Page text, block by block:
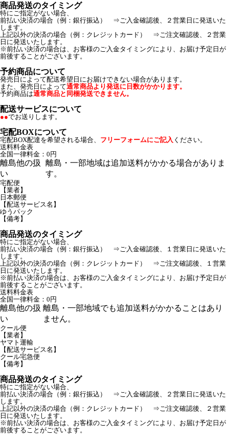
商品発送のタイミング
特にご指定がない場合、
前払い決済の場合（例：銀行振込） ⇒ご入金確認後、２営業日に発送いた
します。
上記以外の決済の場合（例：クレジットカード） ⇒ご注文確認後、２営業
日に発送いたします。
※前払い決済の場合は、お客様のご入金タイミングにより、お届け予定日が
前後することがございます。
予約商品について
発売日によって配送希望日にお届けできない場合があります。
また、発売日によって通常商品より発送に日数がかかります。
予約商品は通常商品と同梱発送できません。
配送サービスについて
●●でお送りします。
宅配BOXについて
宅配BOX配達を希望される場合、 フリーフォームにご記入 ください。
送料料金表
全国一律料金：0円
離島他の扱
い
離島・一部地域は追加送料がかかる場合がありま
す。
宅配便
【業者】
日本郵便
【配送サービス名】
ゆうパック
【備考】
商品発送のタイミング
特にご指定がない場合、
前払い決済の場合（例：銀行振込） ⇒ご入金確認後、１営業日に発送いた
します。
上記以外の決済の場合（例：クレジットカード） ⇒ご注文確認後、１営業
日に発送いたします。
※前払い決済の場合は、お客様のご入金タイミングにより、お届け予定日が
前後することがございます。
送料料金表
全国一律料金：0円
離島他の扱
い
離島・一部地域でも追加送料がかかることはあり
ません。
クール便
【業者】
ヤマト運輸
【配送サービス名】
クール宅急便
【備考】
商品発送のタイミング
特にご指定がない場合、
前払い決済の場合（例：銀行振込） ⇒ご入金確認後、２営業日に発送いた
します。
上記以外の決済の場合（例：クレジットカード） ⇒ご注文確認後、２営業
日に発送いたします。
※前払い決済の場合は、お客様のご入金タイミングにより、お届け予定日が
前後することがございます。